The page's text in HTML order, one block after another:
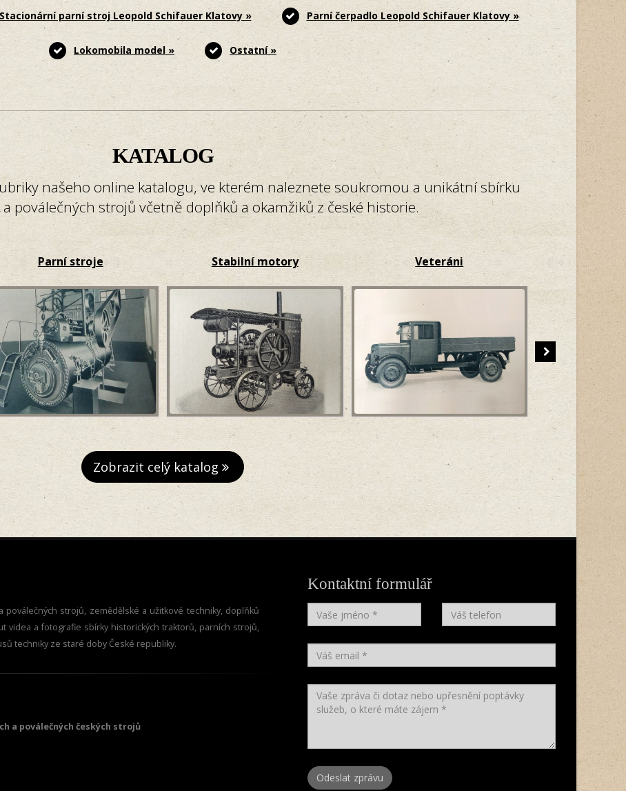
Stacionární parní stroj Leopold Schifauer Klatovy » Parní čerpadlo Leopold Schifauer Klatovy »
Lokomobila model » Ostatní »
KATALOG
našeho online katalogu, ve kterém naleznete soukromou a unikátní sbírku
poválečných strojů včetně doplňků a okamžiků z české historie.
Parní stroje Stabilní motory Veteráni
Zobrazit celý katalog
strojů, zemědělské a užitkové techniky, doplňků
videa a fotografie sbírky historických traktorů, parních strojů,
techniky ze staré doby České republiky.
a poválečných českých strojů
Kontaktní formulář